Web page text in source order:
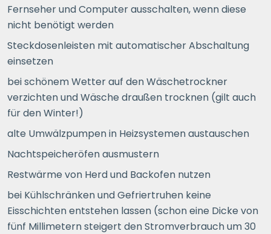
Fernseher und Computer ausschalten, wenn diese
nicht benötigt werden
Steckdosenleisten mit automatischer Abschaltung
einsetzen
bei schönem Wetter auf den Wäschetrockner
verzichten und Wäsche draußen trocknen (gilt auch
für den Winter!)
alte Umwälzpumpen in Heizsystemen austauschen
Nachtspeicheröfen ausmustern
Restwärme von Herd und Backofen nutzen
bei Kühlschränken und Gefriertruhen keine
Eisschichten entstehen lassen (schon eine Dicke von
fünf Millimetern steigert den Stromverbrauch um 30